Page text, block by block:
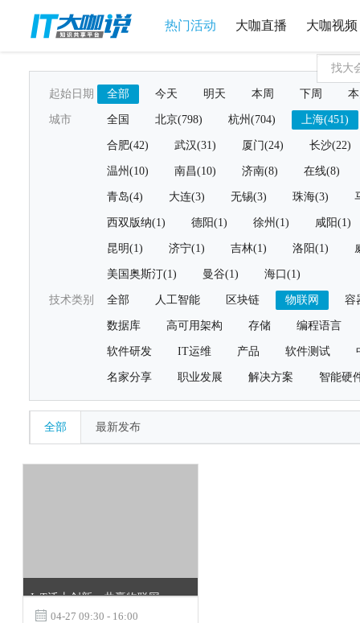
热门活动 大咖直播 大咖视频
起始日期 全部 今天 明天 本周 下周
城市 全国 北京(798) 杭州(704) 上海(451)
合肥(42) 武汉(31) 厦门(24) 长沙(22)
温州(10) 南昌(10) 济南(8) 在线(8)
青岛(4) 大连(3) 无锡(3) 珠海(3)
西双版纳(1) 德阳(1) 徐州(1) 咸阳(1)
昆明(1) 济宁(1) 吉林(1) 洛阳(1)
美国奥斯汀(1) 曼谷(1) 海口(1)
技术类别 全部 人工智能 区块链 物联网 容
数据库 高可用架构 存储 编程语言
软件研发 IT运维 产品 软件测试
名家分享 职业发展 解决方案 智能硬
全部 最新发布
IoT沃土创新，共赢物联网新时代
 04-27 09:30 - 16:00